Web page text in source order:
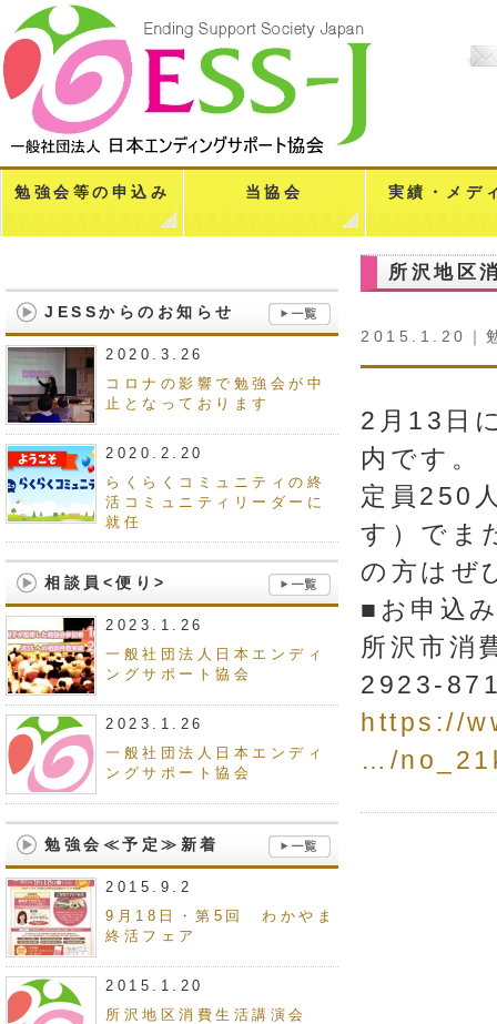
勉強会等の申込み 当協会 実績・メデ
所沢地区
2015.1.20｜
2月13日
内です。
定員250
す）でま
の方はぜ
■お申込
所沢市消
2923-
https://
…/
JESSからのお知らせ
2020.3.26
コロナの影響で勉強会が中
止となっております
2020.2.20
らくらくコミュニティの終
活コミュニティリーダーに
就任
相談員<便り>
2023.1.26
一般社団法人日本エンディ
ングサポート協会
2023.1.26
一般社団法人日本エンディ
ングサポート協会
勉強会≪予定≫新着
2015.9.2
9月18日・第5回 わかやま
終活フェア
2015.1.20
所沢地区消費生活講演会